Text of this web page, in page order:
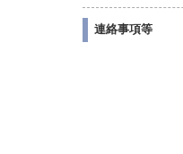
連絡事項等